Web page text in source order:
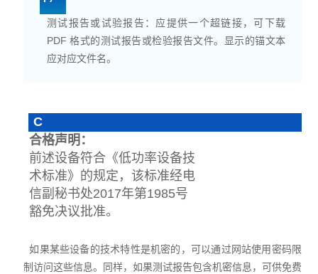
测试报告或试验报告：应提供一个超链接，可下载
PDF 格式的测试报告或检验报告文件。显示的锚文本
应对应文件名。
C
合格声明：
前述设备符合《低功率设备技
术标准》的规定，该标准经电
信副秘书处2017年第1985号
豁免决议批准。
如果某些设备的技术特性是机密的，可以通过网站使用密码限
制访问这些信息。同样，如果测试报告包含机密信息，可供免费